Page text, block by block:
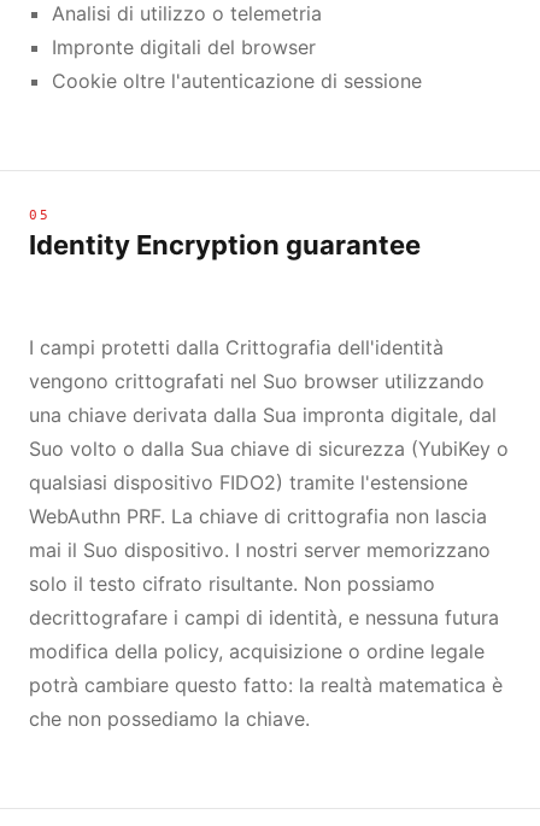
Analisi di utilizzo o telemetria
Impronte digitali del browser
Cookie oltre l'autenticazione di sessione
05
Identity Encryption guarantee
I campi protetti dalla Crittografia dell'identità
vengono crittografati nel Suo browser utilizzando
una chiave derivata dalla Sua impronta digitale, dal
Suo volto o dalla Sua chiave di sicurezza (YubiKey o
qualsiasi dispositivo FIDO2) tramite l'estensione
WebAuthn PRF. La chiave di crittografia non lascia
mai il Suo dispositivo. I nostri server memorizzano
solo il testo cifrato risultante. Non possiamo
decrittografare i campi di identità, e nessuna futura
modifica della policy, acquisizione o ordine legale
potrà cambiare questo fatto: la realtà matematica è
che non possediamo la chiave.